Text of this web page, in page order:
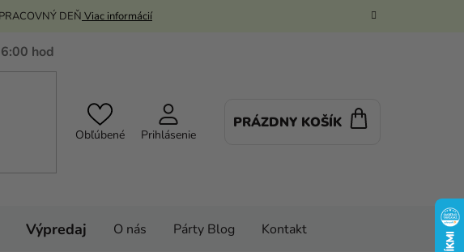
DEŇ Viac informácií
Obľúbené Prihlásenie
PRÁZDNY KOŠÍK
Výpredaj O nás Párty Blog Kontakt